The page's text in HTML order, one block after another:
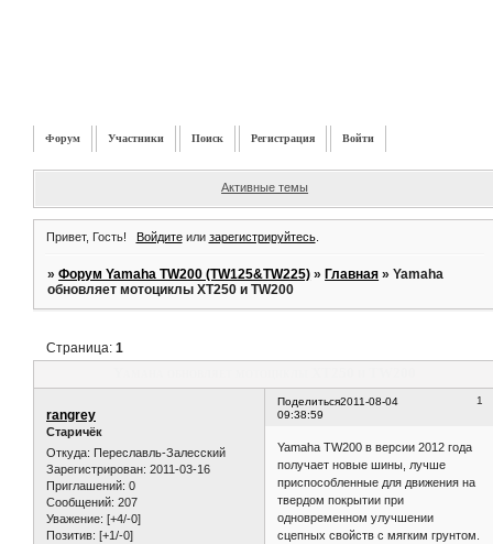
Форум Участники Поиск Регистрация Войти
Активные темы
Привет, Гость! Войдитеили зарегистрируйтесь.
»Форум Yamaha TW200 (TW125&TW225) »Главная »Yamaha
обновляет мотоциклы XT250 и TW200
Страница:1
Поделиться 1
2011-08-04
09:38:59
rangrey
Старичёк
Откуда: Переславль-Залесский
Зарегистрирован: 2011-03-16
Приглашений: 0
Сообщений: 207
Уважение: [+4/-0]
Позитив: [+1/-0]
Yamaha TW200 в версии 2012 года
получает новые шины, лучше
приспособленные для движения на
твердом покрытии при
одновременном улучшении
сцепных свойств с мягким грунтом.